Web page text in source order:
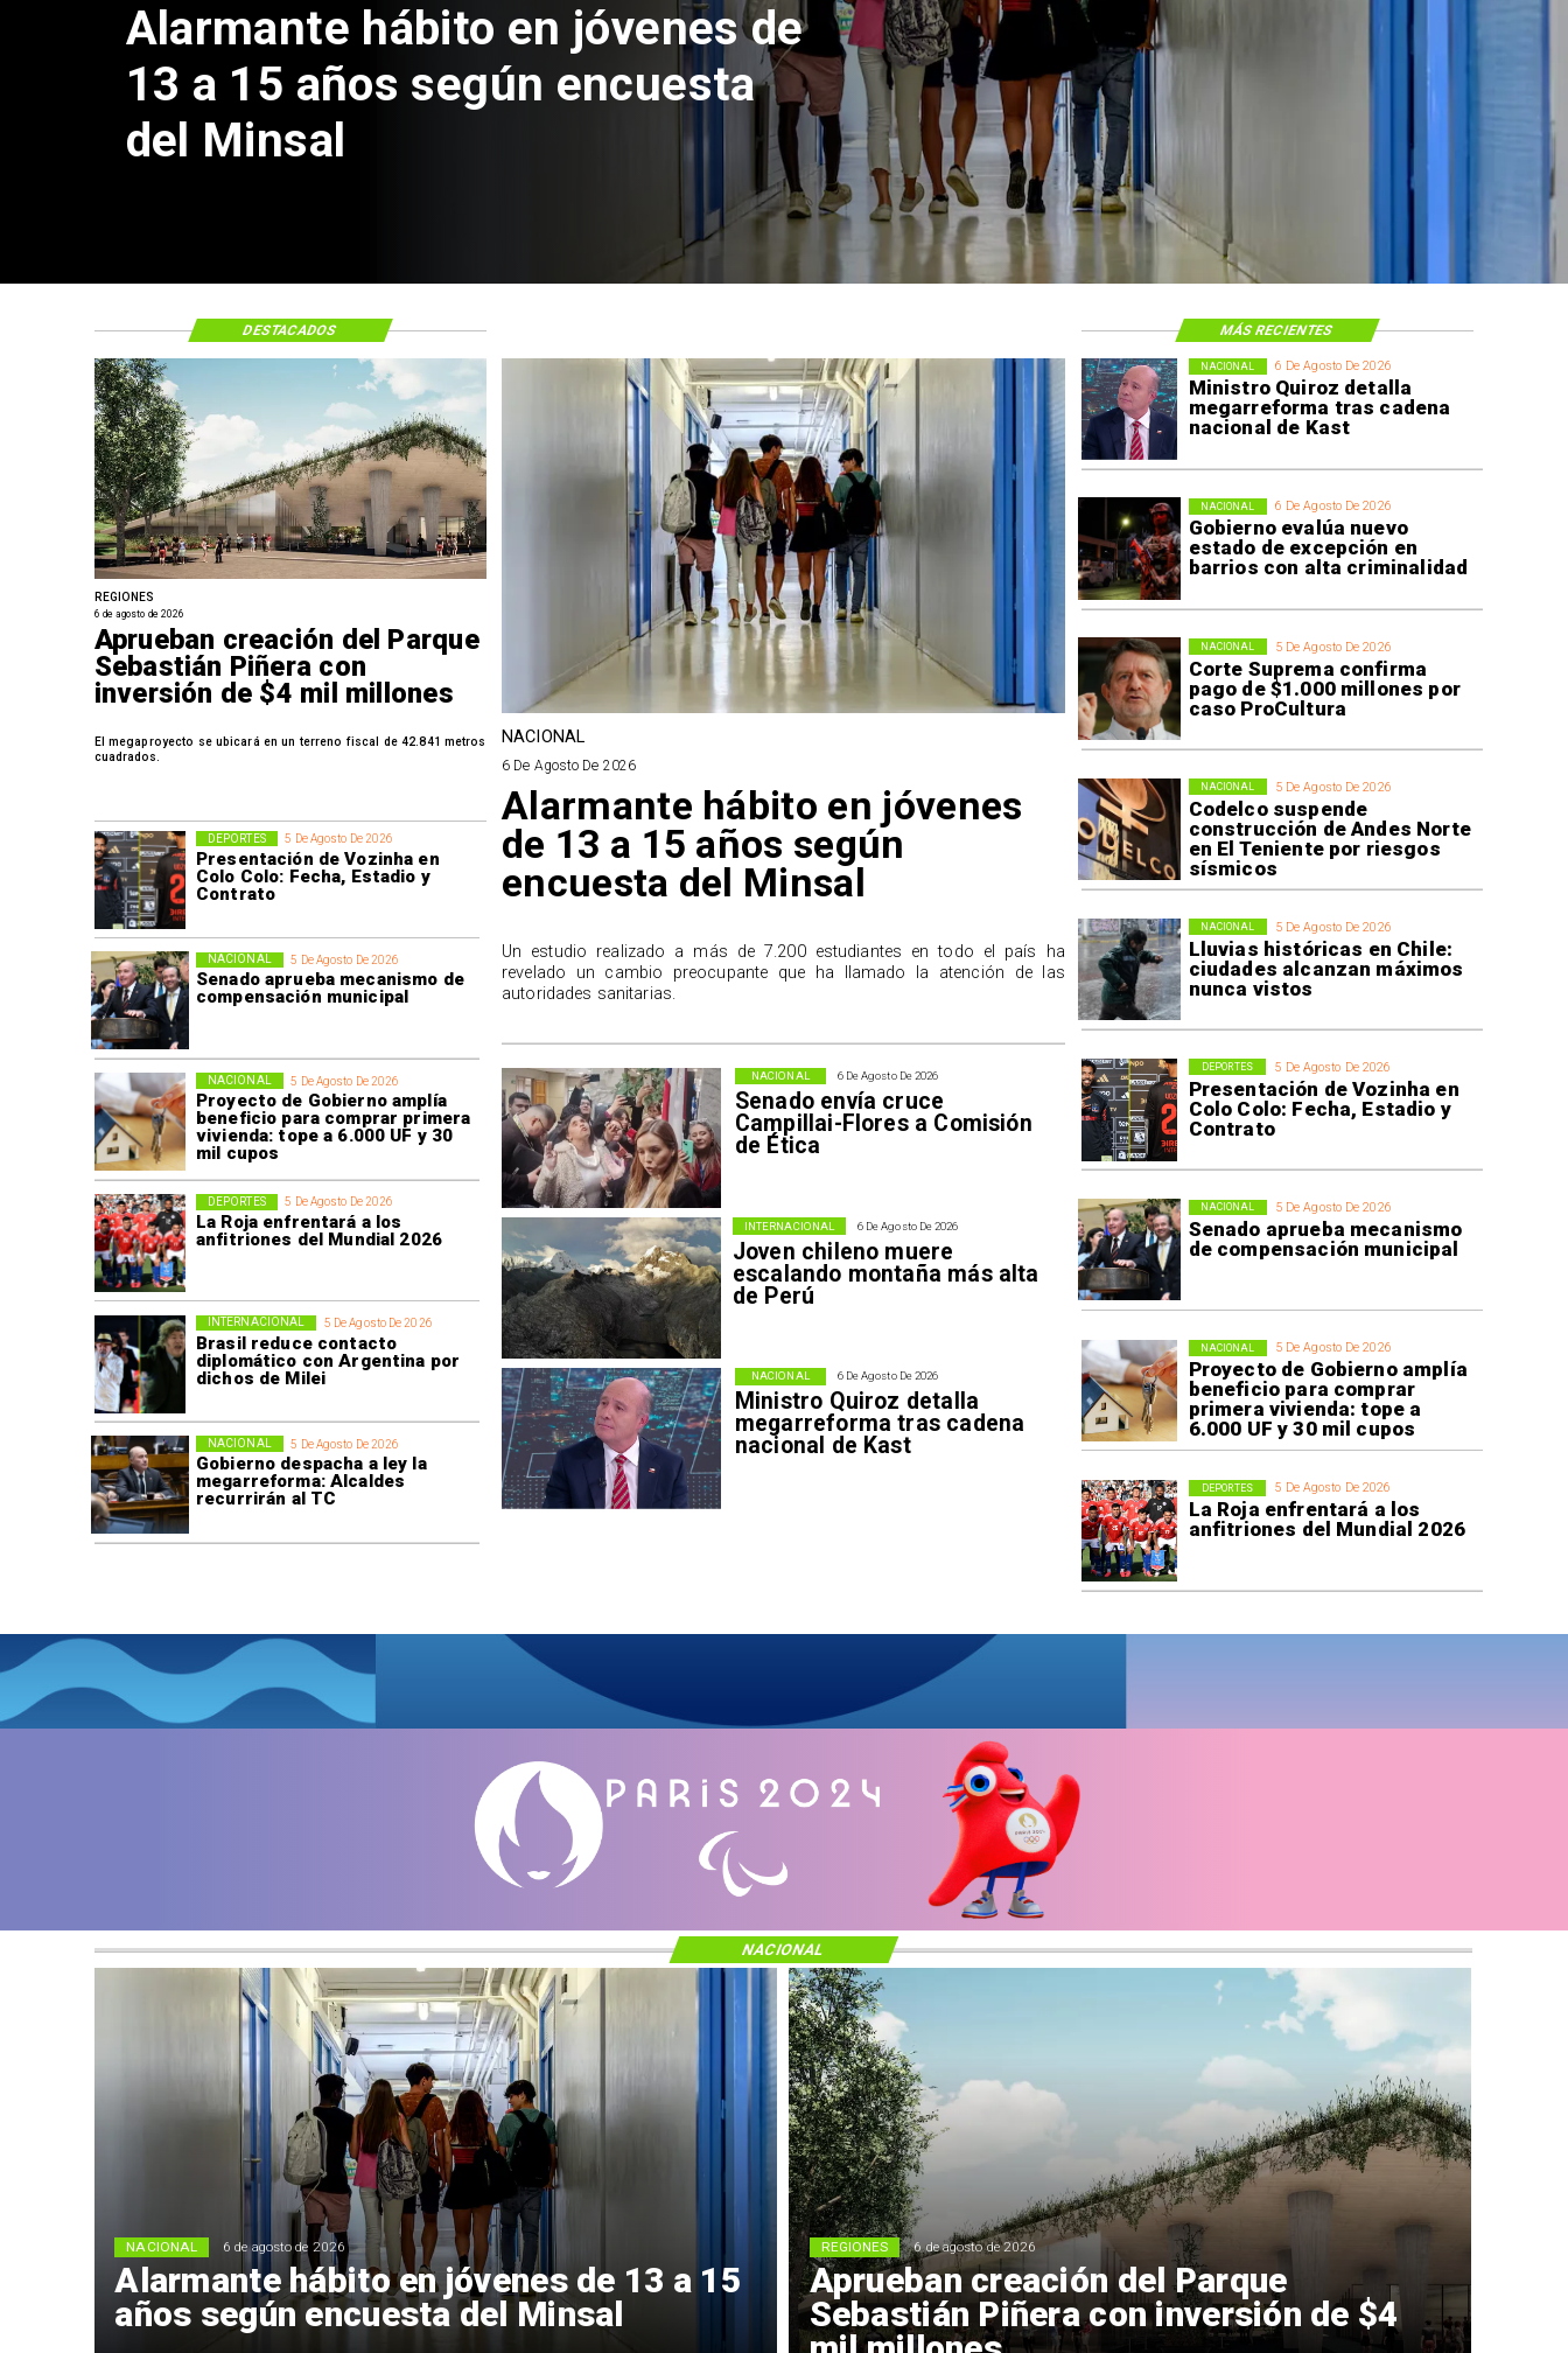
Aprueban creación del Parque
Sebastián Piñera con inversión
de $4 mil millones
6 De Agosto De 2026
Ministro Quiroz detalla
megarreforma tras cadena
nacional de Kast
NACIONAL
6 De Agosto De 2026
Gobierno evalúa nuevo
estado de excepción en
barrios con alta criminalidad
NACIONAL
5 De Agosto De 2026
Corte Suprema confirma
pago de $1.000 millones por
caso ProCultura
NACIONAL
5 De Agosto De 2026
Codelco suspende
construcción de Andes Norte
en El Teniente por riesgos
sísmicos
NACIONAL
5 De Agosto De 2026
Lluvias históricas en Chile:
ciudades alcanzan máximos
nunca vistos
NACIONAL
5 De Agosto De 2026
Presentación de Vozinha en
Colo Colo: Fecha, Estadio y
Contrato
DEPORTES
5 De Agosto De 2026
Senado aprueba mecanismo
de compensación municipal
NACIONAL
5 De Agosto De 2026
Proyecto de Gobierno amplía
beneficio para comprar
primera vivienda: tope a
6.000 UF y 30 mil cupos
NACIONAL
5 De Agosto De 2026
La Roja enfrentará a los
anfitriones del Mundial 2026
DEPORTES
5 De Agosto De 2026
Presentación de Vozinha en
Colo Colo: Fecha, Estadio y
Contrato
DEPORTES
5 De Agosto De 2026
Senado aprueba mecanismo de
compensación municipal
NACIONAL
5 De Agosto De 2026
Proyecto de Gobierno amplía
beneficio para comprar primera
vivienda: tope a 6.000 UF y 30
mil cupos
NACIONAL
5 De Agosto De 2026
La Roja enfrentará a los
anfitriones del Mundial 2026
DEPORTES
5 De Agosto De 2026
Brasil reduce contacto
diplomático con Argentina por
dichos de Milei
INTERNACIONAL
5 De Agosto De 2026
Gobierno despacha a ley la
megarreforma: Alcaldes
recurrirán al TC
NACIONAL
6 De Agosto De 2026
Senado envía cruce
Campillai-Flores a Comisión
de Ética
NACIONAL
6 De Agosto De 2026
Joven chileno muere
escalando montaña más alta
de Perú
INTERNACIONAL
6 De Agosto De 2026
Ministro Quiroz detalla
megarreforma tras cadena
nacional de Kast
NACIONAL
REGIONES
6 de agosto de 2026
Aprueban creación del Parque
Sebastián Piñera con
inversión de $4 mil millones
El megaproyecto se ubicará en un terreno fiscal de 42.841 metros
cuadrados.
NACIONAL
6 De Agosto De 2026
Alarmante hábito en jóvenes
de 13 a 15 años según
encuesta del Minsal
Un estudio realizado a más de 7.200 estudiantes en todo el país ha
revelado un cambio preocupante que ha llamado la atención de las
autoridades sanitarias.
DESTACADOS MÁS RECIENTES
Alarmante hábito en jóvenes de 13 a 15
años según encuesta del Minsal
NACIONAL 6 de agosto de 2026
Aprueban creación del Parque
Sebastián Piñera con inversión de $4
REGIONES 6 de agosto de 2026
NACIONAL